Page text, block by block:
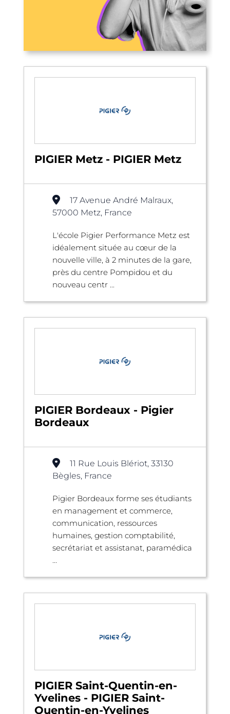
PIGIER Metz - PIGIER Metz
17 Avenue André Malraux,
57000 Metz, France
L'école Pigier Performance Metz est
idéalement située au cœur de la
nouvelle ville, à 2 minutes de la gare,
près du centre Pompidou et du
nouveau centr ...
PIGIER Bordeaux - Pigier
Bordeaux
11 Rue Louis Blériot, 33130
Bègles, France
Pigier Bordeaux forme ses étudiants
en management et commerce,
communication, ressources
humaines, gestion comptabilité,
secrétariat et assistanat, paramédica
...
PIGIER Saint-Quentin-en-
Yvelines - PIGIER Saint-
Quentin-en-Yvelines